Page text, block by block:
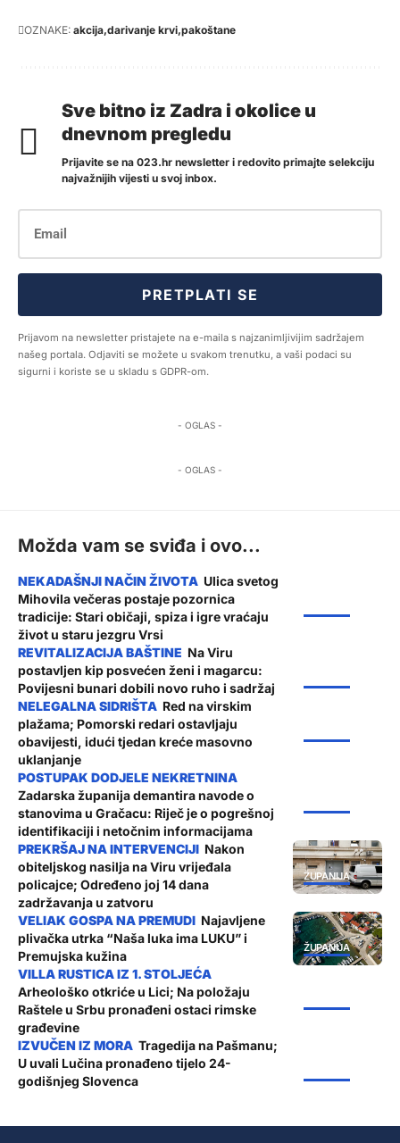
OZNAKE: akcija darivanje krvi pakoštane
Sve bitno iz Zadra i okolice u
dnevnom pregledu
Prijavite se na 023.hr newsletter i redovito primajte selekciju
najvažnijih vijesti u svoj inbox.
PRETPLATI SE
Prijavom na newsletter pristajete na e-maila s najzanimljivijim sadržajem
našeg portala. Odjaviti se možete u svakom trenutku, a vaši podaci su
sigurni i koriste se u skladu s GDPR-om.
- OGLAS -
- OGLAS -
Možda vam se sviđa i ovo...
Ulica svetog
Mihovila večeras postaje pozornica
tradicije: Stari običaji, spiza i igre vraćaju
život u staru jezgru Vrsi
Na Viru
postavljen kip posvećen ženi i magarcu:
Povijesni bunari dobili novo ruho i sadržaj
Red na virskim
plažama; Pomorski redari ostavljaju
obavijesti, idući tjedan kreće masovno
uklanjanje
Zadarska županija demantira navode o
stanovima u Gračacu: Riječ je o pogrešnoj
identifikaciji i netočnim informacijama
ŽUPANIJA
Nakon
obiteljskog nasilja na Viru vrijeđala
policajce; Određeno joj 14 dana
zadržavanja u zatvoru
ŽUPANIJA
Najavljene
plivačka utrka “Naša luka ima LUKU” i
Premujska kužina
Arheološko otkriće u Lici; Na položaju
Raštele u Srbu pronađeni ostaci rimske
građevine
Tragedija na Pašmanu;
U uvali Lučina pronađeno tijelo 24-
godišnjeg Slovenca